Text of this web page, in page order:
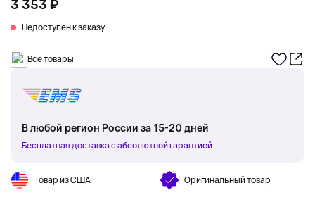
3 353 ₽
Недоступен к заказу
Все товары
В любой регион России за 15-20 дней
Бесплатная доставка с абсолютной гарантией
Товар из США Оригинальный товар